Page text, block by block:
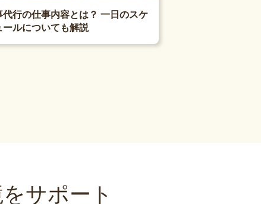
代行の仕事内容とは？ 一日のスケ
ールについても解説
サポート